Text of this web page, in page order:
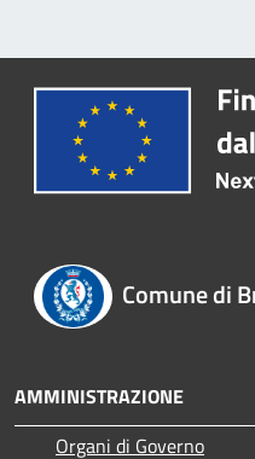
Comune di
AMMINISTRAZIONE
Organi di Governo